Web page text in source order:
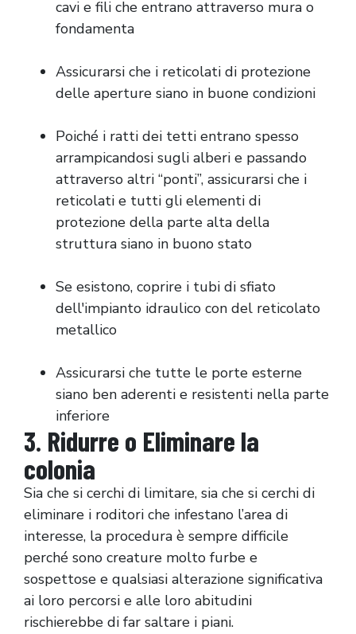
cavi e fili che entrano attraverso mura o
fondamenta
Assicurarsi che i reticolati di protezione
delle aperture siano in buone condizioni
Poiché i ratti dei tetti entrano spesso
arrampicandosi sugli alberi e passando
attraverso altri “ponti”, assicurarsi che i
reticolati e tutti gli elementi di
protezione della parte alta della
struttura siano in buono stato
Se esistono, coprire i tubi di sfiato
dell'impianto idraulico con del reticolato
metallico
Assicurarsi che tutte le porte esterne
siano ben aderenti e resistenti nella parte
inferiore
3. Ridurre o Eliminare la
colonia
Sia che si cerchi di limitare, sia che si cerchi di
eliminare i roditori che infestano l’area di
interesse, la procedura è sempre difficile
perché sono creature molto furbe e
sospettose e qualsiasi alterazione significativa
ai loro percorsi e alle loro abitudini
rischierebbe di far saltare i piani.